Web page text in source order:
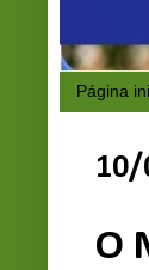
Página
10/
O